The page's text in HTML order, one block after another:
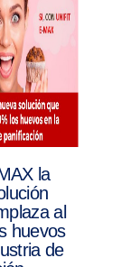
la
al
huevos
de